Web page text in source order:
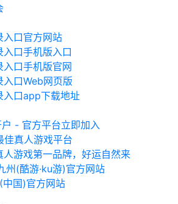
口官方网站
口手机版入口
口手机版官网
口Web网页版
入口app下载地址
- 官方平台立即加入
真人游戏平台
游戏第一品牌，好运自然来
州(酷游·ku游)官方网站
中国)官方网站